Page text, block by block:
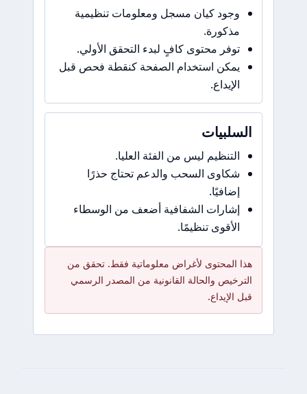
وجود كيان مسجل ومعلومات تنظيمية
مذكورة.
توفر محتوى كافٍ لبدء التحقق الأولي.
يمكن استخدام الصفحة كنقطة فحص قبل
الإيداع.
السلبيات
التنظيم ليس من الفئة العليا.
شكاوى السحب والدعم تحتاج حذرًا
إضافيًا.
إشارات الشفافية أضعف من الوسطاء
الأقوى تنظيمًا.
هذا المحتوى لأغراض معلوماتية فقط. تحقق من
الترخيص والحالة القانونية من المصدر الرسمي
قبل الإيداع.